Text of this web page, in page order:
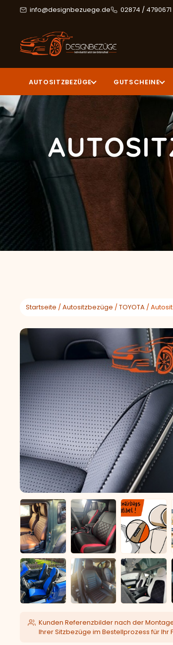
info@designbezuege.de 02874 / 4790671
AUTOSITZBEZÜGE GUTSCHEINE
Startseite /Autositzbezüge /TOYOTA /
Kunden Referenzbilder nach der
Ihrer Sitzbezüge im Bestellprozess für